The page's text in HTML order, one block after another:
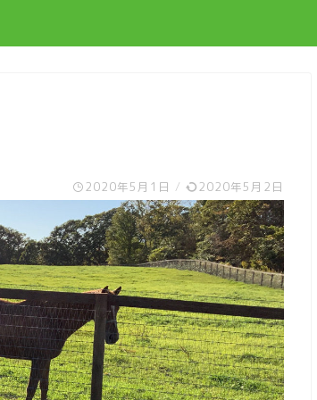
2020年5月1日 / 2020年5月2日